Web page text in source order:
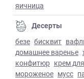
яичница
Десерты
безе бисквит
домашнее варенье
конфитюр крем
мороженое мусс